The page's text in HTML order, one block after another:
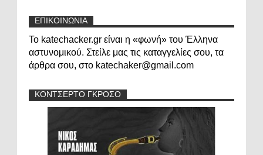
ΕΠΙΚΟΙΝΩΝΙΑ
Το katechacker.gr είναι η «φωνή» του Έλληνα
αστυνομικού. Στείλε μας τις καταγγελίες σου, τα
άρθρα σου, στο katechaker@gmail.com
ΚΟΝΤΣΕΡΤΟ ΓΚΡΟΣΟ